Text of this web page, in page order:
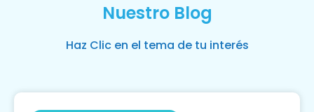
Nuestro Blog
Haz Clic en el tema de tu interés